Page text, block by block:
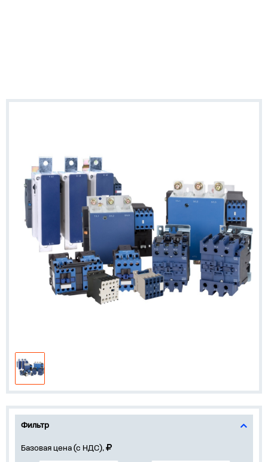
Фильтр
Базовая цена (с НДС),